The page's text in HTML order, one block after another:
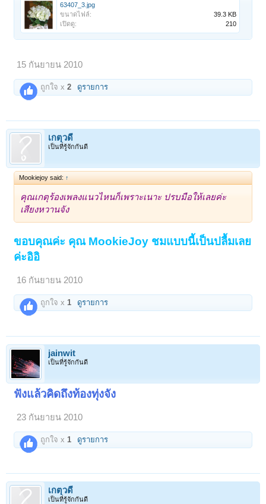
63407_3.jpg
ขนาดไฟล์:
39.3 KB
เปิดดู:
210
15 กันยายน 2010
ถูกใจ x2 ดูรายการ
เกตุวดี
เป็นที่รู้จักกันดี
Mookiejoy said: ↑
คุณเกตุร้องเพลงแนวไหนก็เพราะเนาะ ปรบมือให้เลยค่ะ
เสียงหวานจัง
ขอบคุณค่ะ คุณ MookieJoy ชมแบบนี้เป็นปลื้มเลย
ค่ะอิอิ
16 กันยายน 2010
ถูกใจ x 1 ดูรายการ
jainwit
เป็นที่รู้จักกันดี
ฟังแล้วคิดถึงท้องทุ่งจัง
23 กันยายน 2010
ถูกใจ x1 ดูรายการ
เกตุวดี
เป็นที่รู้จักกันดี